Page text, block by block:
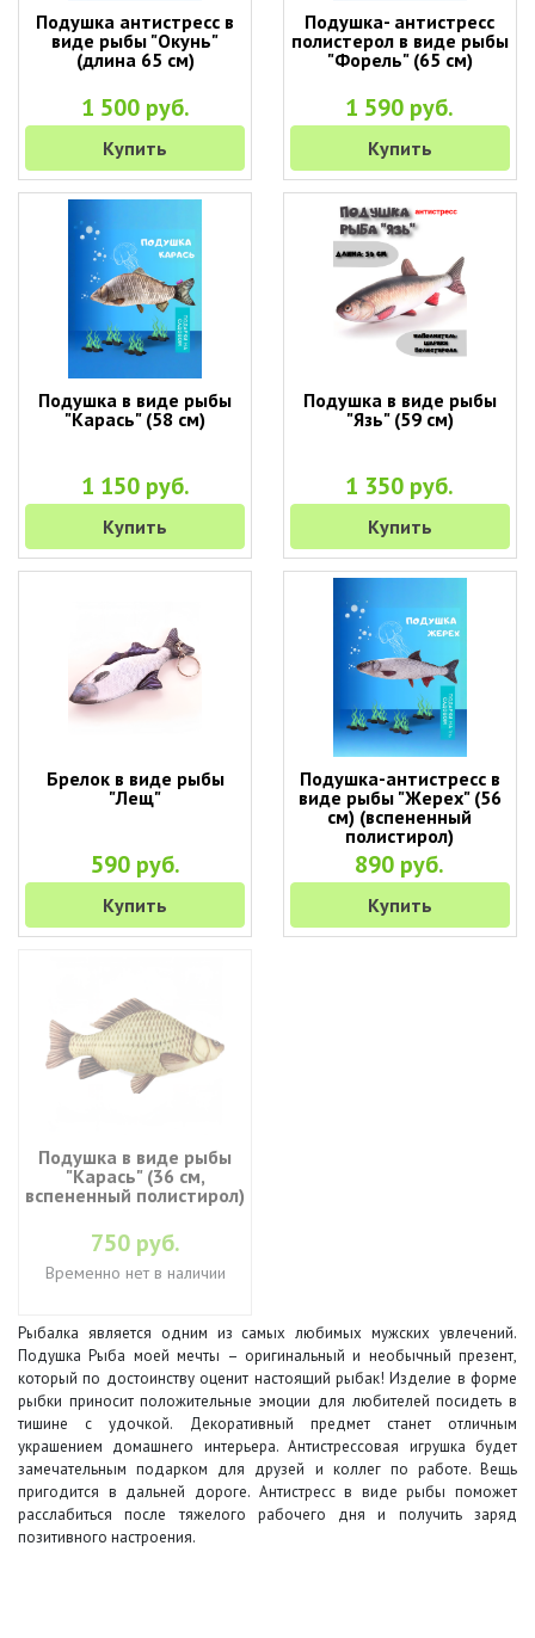
Подушка антистресс в
виде рыбы "Окунь"
(длина 65 см)
1 500 руб.
Купить
Подушка- антистресс
полистерол в виде рыбы
"Форель" (65 см)
1 590 руб.
Купить
Подушка в виде рыбы
"Карась" (58 см)
1 150 руб.
Купить
Подушка в виде рыбы
"Язь" (59 см)
1 350 руб.
Купить
Брелок в виде рыбы
"Лещ"
590 руб.
Купить
Подушка-антистресс в
виде рыбы "Жерех" (56
см) (вспененный
полистирол)
890 руб.
Купить
Подушка в виде рыбы
"Карась" (36 см,
вспененный полистирол)
750 руб.
Временно нет в наличии
Рыбалка является одним из самых любимых мужских увлечений.
Подушка Рыба моей мечты – оригинальный и необычный презент,
который по достоинству оценит настоящий рыбак! Изделие в форме
рыбки приносит положительные эмоции для любителей посидеть в
тишине с удочкой. Декоративный предмет станет отличным
украшением домашнего интерьера. Антистрессовая игрушка будет
замечательным подарком для друзей и коллег по работе. Вещь
пригодится в дальней дороге. Антистресс в виде рыбы поможет
расслабиться после тяжелого рабочего дня и получить заряд
позитивного настроения.